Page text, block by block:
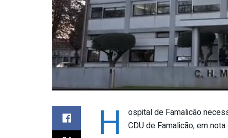
H
ospital de Famalicão
CDU de Famalicão, em